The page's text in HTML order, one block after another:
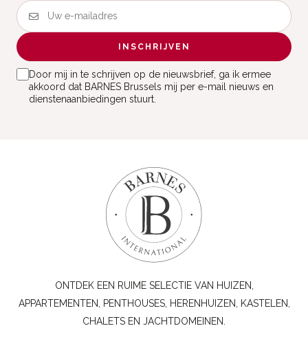
INSCHRIJVEN
Door mij in te schrijven op de nieuwsbrief, ga ik ermee
akkoord dat BARNES Brussels mij per e-mail nieuws en
dienstenaanbiedingen stuurt.
ONTDEK EEN RUIME SELECTIE VAN HUIZEN,
APPARTEMENTEN, PENTHOUSES, HERENHUIZEN, KASTELEN,
CHALETS EN JACHTDOMEINEN.